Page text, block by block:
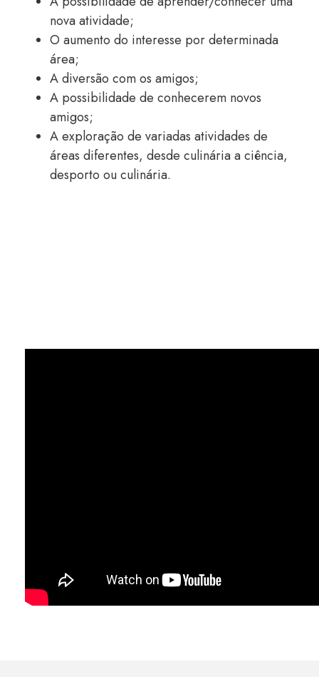
nova atividade;
O aumento do interesse por determinada
área;
A diversão com os amigos;
A possibilidade de conhecerem novos
amigos;
A exploração de variadas atividades de
áreas diferentes, desde culinária a ciência,
desporto ou culinária.